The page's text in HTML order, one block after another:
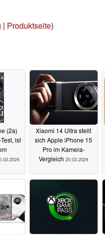
| Produktseite)
(2a)
ist
Xiaomi 14 Ultra stellt
sich Apple iPhone 15
Pro im Kamera-
Vergleich 20.03.2024